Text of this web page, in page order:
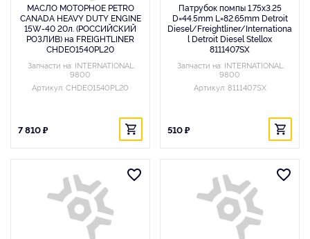
МАСЛО МОТОРНОЕ PETRO
CANADA HEAVY DUTY ENGINE
15W-40 20л. (РОССИЙСКИЙ
РОЗЛИВ) на FREIGHTLINER
CHDEO1540PL20
Запчасти на: INTERNATIONAL
9800
Артикул: CHDEO1540PL20
7 810 ₽
Патрубок помпы 1.75x3.25
D=44.5mm L=82.65mm Detroit
Diesel/Freightliner/Internationa
l Detroit Diesel Stellox
8111407SX
Запчасти на: INTERNATIONAL
9800
Артикул: 8111407SX
510 ₽